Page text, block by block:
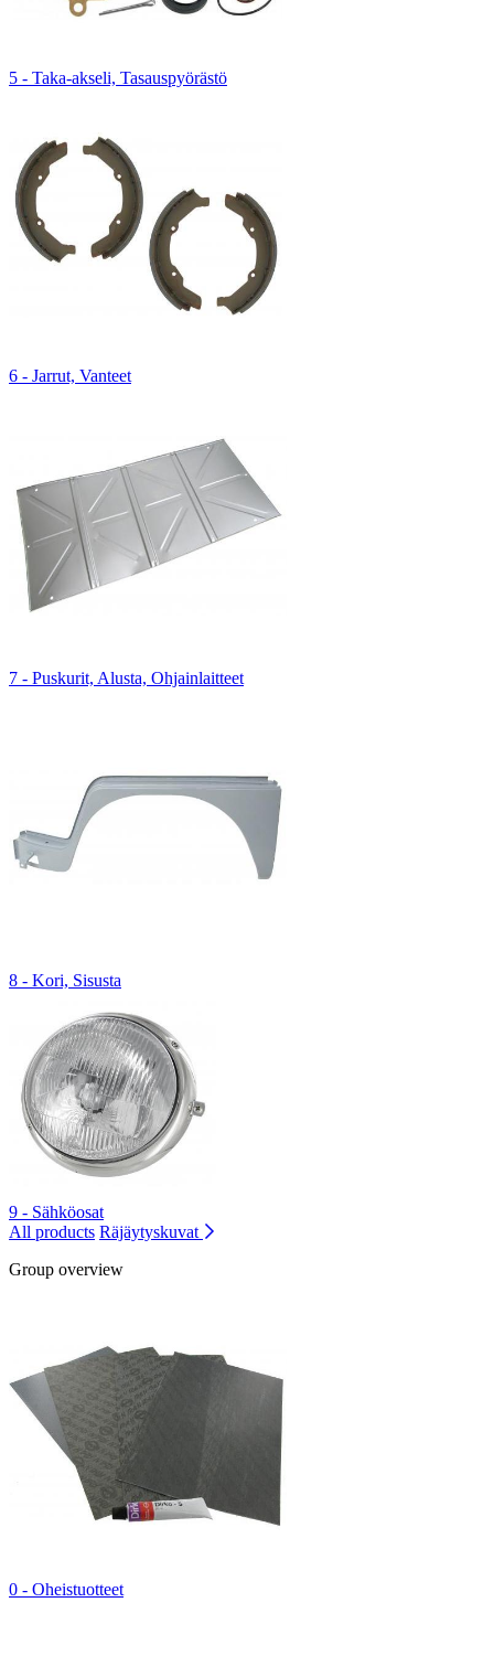
5 - Taka-akseli, Tasauspyörästö
6 - Jarrut, Vanteet
7 - Puskurit, Alusta, Ohjainlaitteet
8 - Kori, Sisusta
9 - Sähköosat
All products Räjäytyskuvat
Group overview
0 - Oheistuotteet